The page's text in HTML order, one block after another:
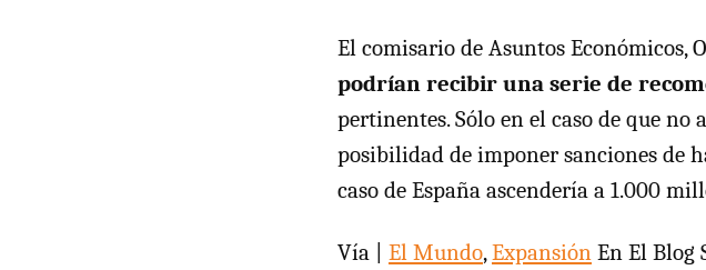
El comisario de Asuntos Económicos,
podrían recibir una serie de
pertinentes. Sólo en el caso de que
posibilidad de imponer sanciones de
caso de España ascendería a 1.000
Vía | El Mundo,Expansión En El Blog